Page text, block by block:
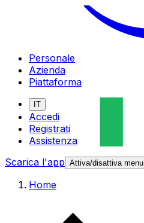
Personale
Azienda
Piattaforma
IT
Accedi
Registrati
Assistenza
Scarica l'app Attiva/disattiva menu
Home